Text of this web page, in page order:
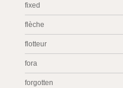
fixed
flèche
flotteur
fora
forgotten